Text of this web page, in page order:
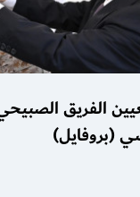
الفريق
(بروفايل)